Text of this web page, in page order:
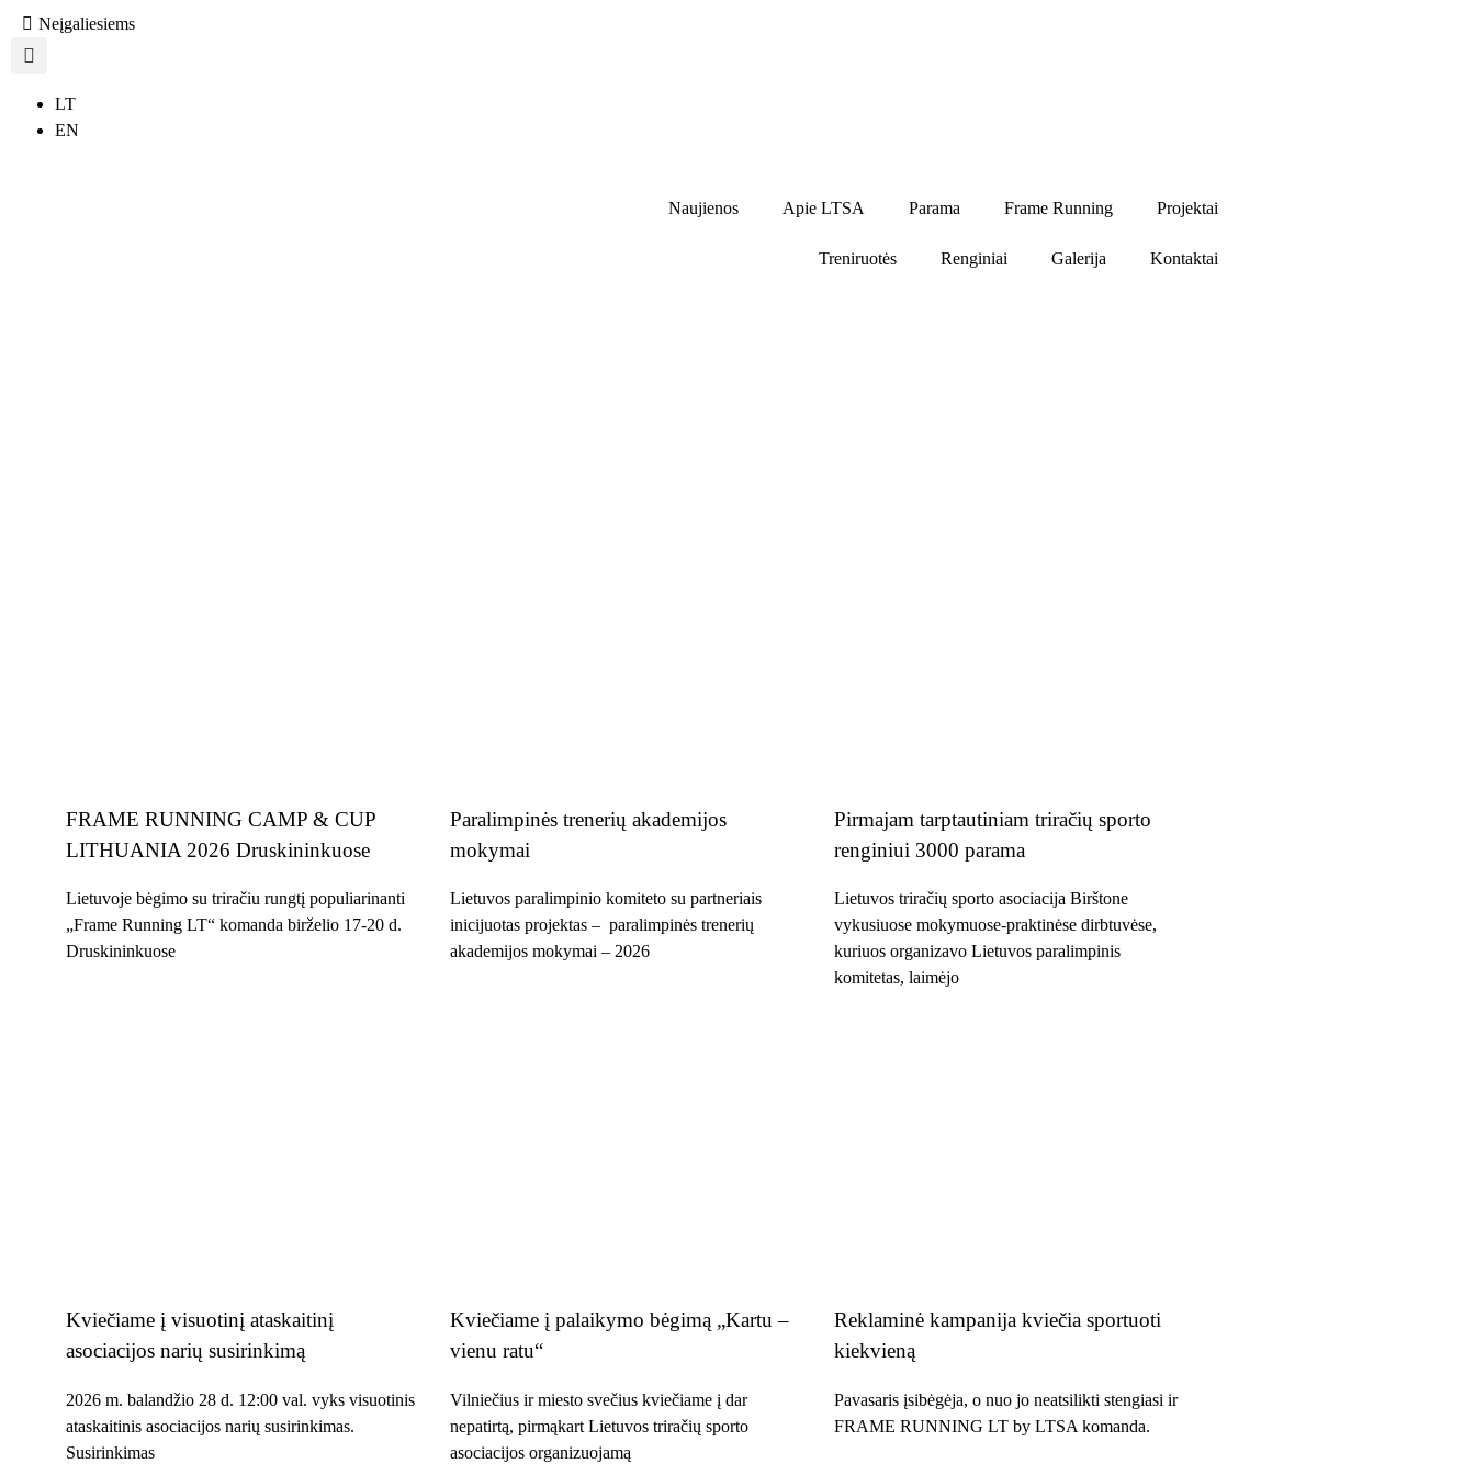
Neįgaliesiems
LT
EN
Naujienos Apie LTSA Parama Frame Running Projektai
Treniruotės Renginiai Galerija Kontaktai
FRAME RUNNING CAMP & CUP
LITHUANIA 2026 Druskininkuose
Lietuvoje bėgimo su triračiu rungtį populiarinanti
„Frame Running LT“ komanda birželio 17-20 d.
Druskininkuose
Paralimpinės trenerių akademijos
mokymai
Lietuvos paralimpinio komiteto su partneriais
inicijuotas projektas – paralimpinės trenerių
akademijos mokymai – 2026
Pirmajam tarptautiniam triračių sporto
renginiui 3000 parama
Lietuvos triračių sporto asociacija Birštone
vykusiuose mokymuose-praktinėse dirbtuvėse,
kuriuos organizavo Lietuvos paralimpinis
komitetas, laimėjo
Kviečiame į visuotinį ataskaitinį
asociacijos narių susirinkimą
2026 m. balandžio 28 d. 12:00 val. vyks visuotinis
ataskaitinis asociacijos narių susirinkimas.
Susirinkimas
Kviečiame į palaikymo bėgimą „Kartu –
vienu ratu“
Vilniečius ir miesto svečius kviečiame į dar
nepatirtą, pirmąkart Lietuvos triračių sporto
asociacijos organizuojamą
Reklaminė kampanija kviečia sportuoti
kiekvieną
Pavasaris įsibėgėja, o nuo jo neatsilikti stengiasi ir
FRAME RUNNING LT by LTSA komanda.